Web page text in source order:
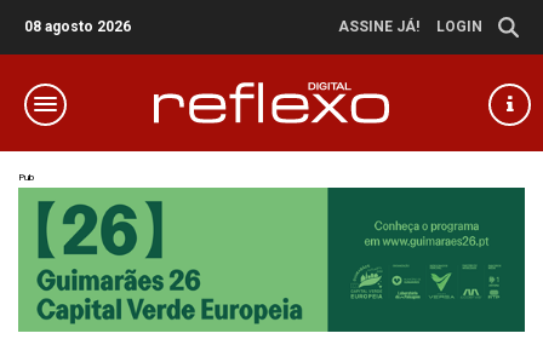
08 agosto 2026 ASSINE JÁ! LOGIN
Pub